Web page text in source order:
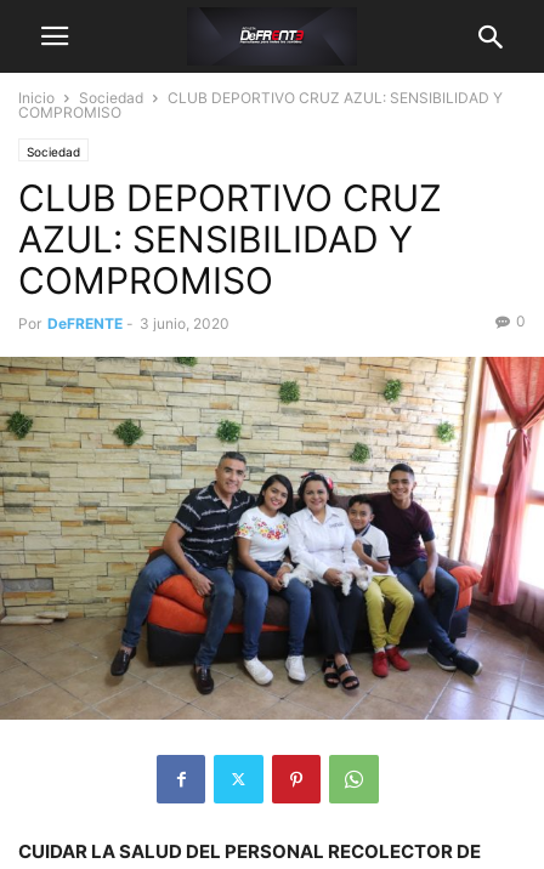
Inicio Sociedad
CLUB DEPORTIVO CRUZ AZUL: SENSIBILIDAD Y
COMPROMISO
Sociedad
CLUB DEPORTIVO CRUZ
AZUL: SENSIBILIDAD Y
COMPROMISO
Por DeFRENTE - 3 junio, 2020 0
CUIDAR LA SALUD DEL PERSONAL RECOLECTOR DE